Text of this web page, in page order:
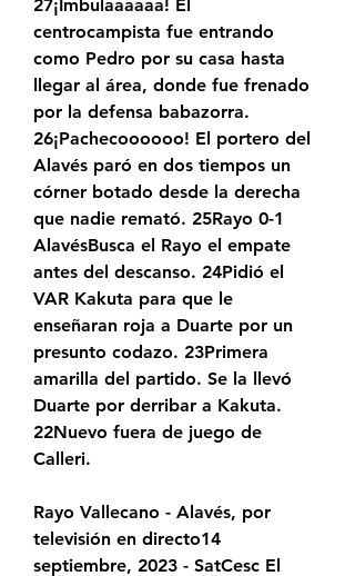
27¡Imbulaaaaaa! El
centrocampista fue entrando
como Pedro por su casa hasta
llegar al área, donde fue frenado
por la defensa babazorra.
26¡Pachecoooooo! El portero del
Alavés paró en dos tiempos un
córner botado desde la derecha
que nadie remató. 25Rayo 0-1
AlavésBusca el Rayo el empate
antes del descanso. 24Pidió el
VAR Kakuta para que le
enseñaran roja a Duarte por un
presunto codazo. 23Primera
amarilla del partido. Se la llevó
Duarte por derribar a Kakuta.
22Nuevo fuera de juego de
Calleri.
Rayo Vallecano - Alavés, por
televisión en directo14
septiembre, 2023 - SatCesc El